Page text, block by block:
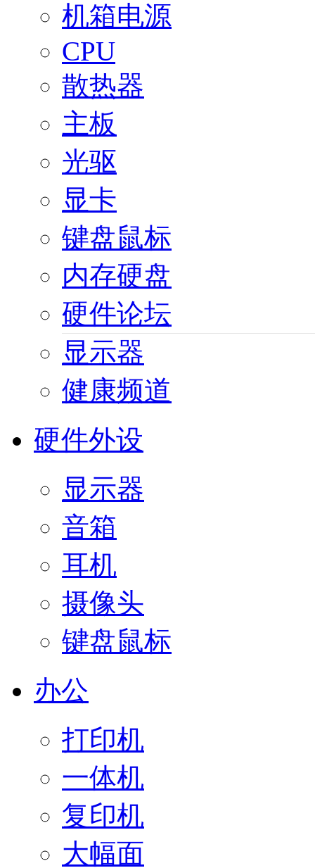
机箱电源
CPU
散热器
主板
光驱
显卡
键盘鼠标
内存硬盘
硬件论坛
显示器
健康频道
硬件外设
显示器
音箱
耳机
摄像头
键盘鼠标
办公
打印机
一体机
复印机
大幅面